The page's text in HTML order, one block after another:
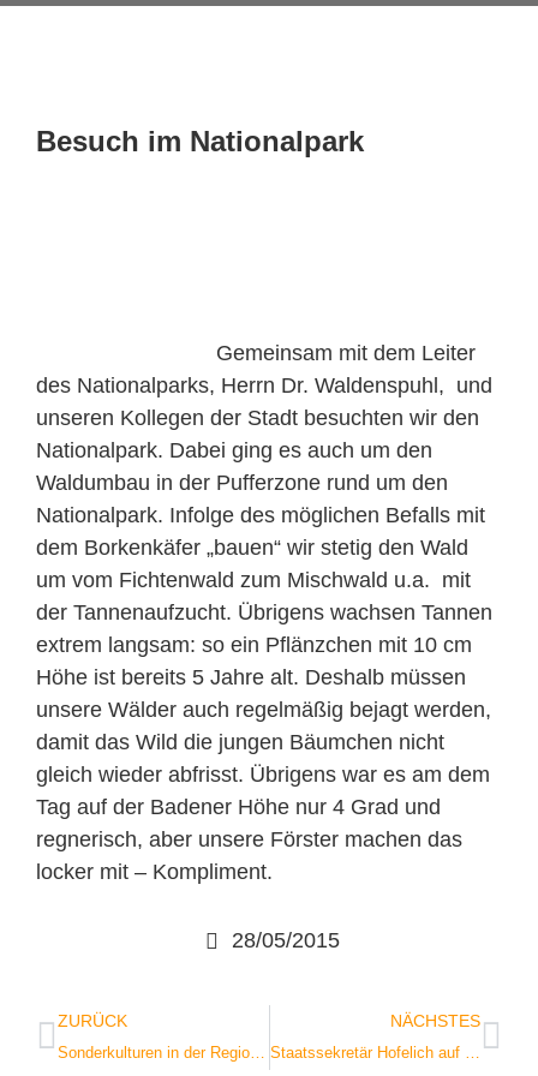
Besuch im Nationalpark
Gemeinsam mit dem Leiter
des Nationalparks, Herrn Dr. Waldenspuhl, und
unseren Kollegen der Stadt besuchten wir den
Nationalpark. Dabei ging es auch um den
Waldumbau in der Pufferzone rund um den
Nationalpark. Infolge des möglichen Befalls mit
dem Borkenkäfer „bauen“ wir stetig den Wald
um vom Fichtenwald zum Mischwald u.a. mit
der Tannenaufzucht. Übrigens wachsen Tannen
extrem langsam: so ein Pflänzchen mit 10 cm
Höhe ist bereits 5 Jahre alt. Deshalb müssen
unsere Wälder auch regelmäßig bejagt werden,
damit das Wild die jungen Bäumchen nicht
gleich wieder abfrisst. Übrigens war es am dem
Tag auf der Badener Höhe nur 4 Grad und
regnerisch, aber unsere Förster machen das
locker mit – Kompliment.
28/05/2015
ZURÜCK
Sonderkulturen in der Region leicht betroffen
NÄCHSTES
Staatssekretär Hofelich auf der Burg Ebersteinburg